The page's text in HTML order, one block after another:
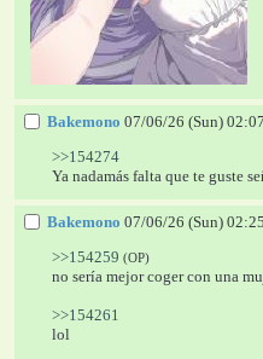
Bakemono 07/06/26 (Sun)
>>154274
Ya nadamás falta que te guste
Bakemono 07/06/26 (Sun)
>>154259 (OP)
no sería mejor coger con una
>>154261
lol